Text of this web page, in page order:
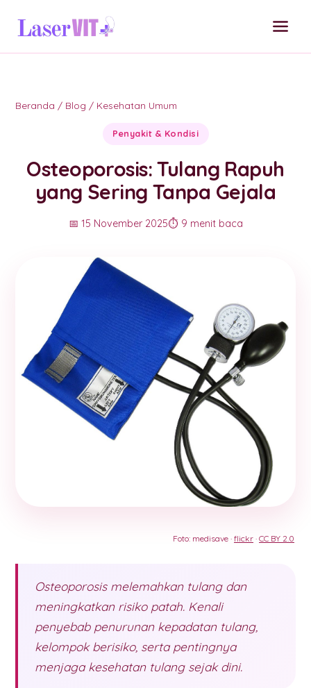
Beranda / Blog / Kesehatan Umum
Penyakit & Kondisi
Osteoporosis: Tulang Rapuh
yang Sering Tanpa Gejala
📅 15 November 2025⏱️ 9 menit baca
Foto: medisave · flickr · CC BY 2.0
Osteoporosis melemahkan tulang dan
meningkatkan risiko patah. Kenali
penyebab penurunan kepadatan tulang,
kelompok berisiko, serta pentingnya
menjaga kesehatan tulang sejak dini.